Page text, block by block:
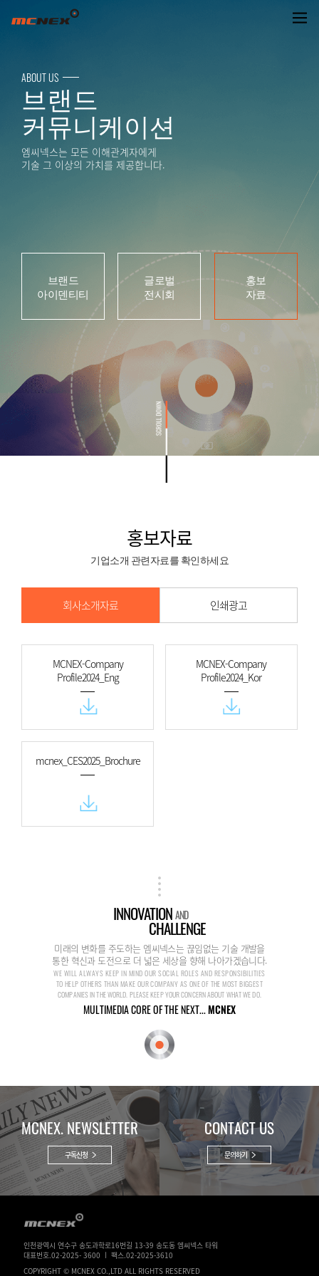
홍보자료
ABOUT US
브랜드
커뮤니케이션
엠씨넥스는 모든 이해관계자에게
기술 그 이상의 가치를 제공합니다.
브랜드
아이덴티티
글로벌
전시회
홍보
자료
홍보자료
기업소개 관련자료를 확인하세요
회사소개자료 인쇄광고
MCNEX-Company
Profile2024_Eng
MCNEX-Company
Profile2024_Kor
mcnex_CES2025_Brochure
INNOVATIONAND
CHALLENGE
미래의 변화를 주도하는 엠씨넥스는 끊임없는 기술 개발을
통한 혁신과 도전으로 더 넓은 세상을 향해 나아가겠습니다.
WE WILL ALWAYS KEEP IN MIND OUR SOCIAL ROLES AND RESPONSIBILITIES
TO HELP OTHERS THAN MAKE OUR COMPANY AS ONE OF THE MOST BIGGEST
COMPANIES IN THE WORLD. PLEASE KEEP YOUR CONCERN ABOUT WHAT WE DO.
MULTIMEDIA CORE OF THE NEXT...MCNEX
MCNEX. NEWSLETTER
구독신청
CONTACT US
문의하기
인천광역시 연수구 송도과학로16번길 13-39 송도동 엠씨넥스 타워
대표번호.02-2025- 3600 ㅣ 팩스.02-2025-3610
COPYRIGHT © MCNEX CO.,LTD ALL RIGHTS RESERVED